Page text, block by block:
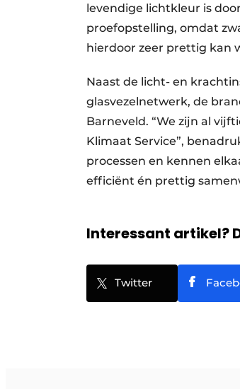
levendige lichtkleur is
proefopstelling, omdat
hierdoor zeer prettig kan
Naast de licht- en
glasvezelnetwerk, de
Barneveld. “We zijn al
Klimaat Service”,
processen en kennen
efficiënt én prettig
Interessant artikel?
Twitter